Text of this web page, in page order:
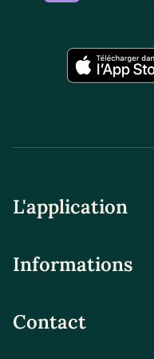
L'application
Informations
Contact